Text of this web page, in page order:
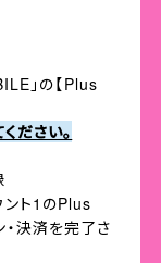
」の【Plus
ださい。
ント1のPlus
決済を完了さ